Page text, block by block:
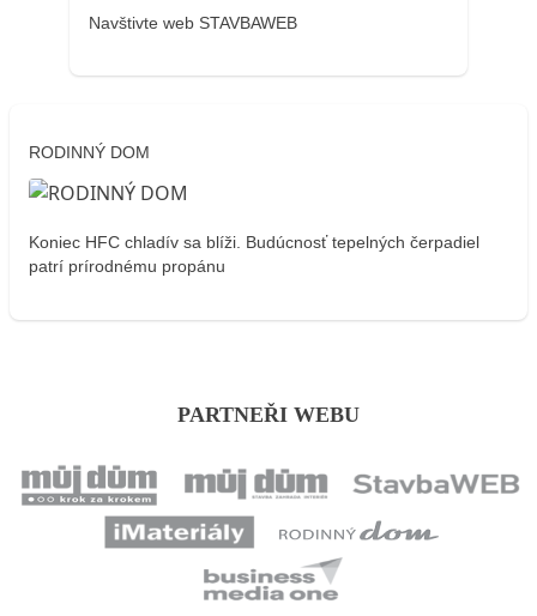
Navštivte web STAVBAWEB
RODINNÝ DOM
Koniec HFC chladív sa blíži. Budúcnosť tepelných čerpadiel
patrí prírodnému propánu
PARTNEŘI WEBU